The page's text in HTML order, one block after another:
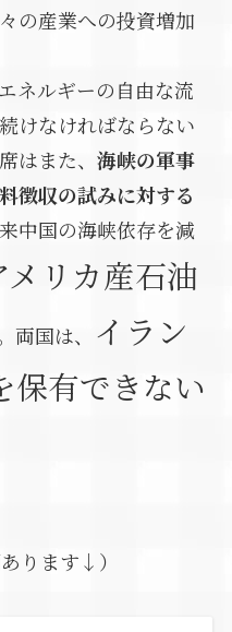
の産業への投資増加
ネルギーの自由な流
けなければならない
はまた、 海峡の軍事
徴収の試みに対する
中国の海峡依存を減
メリカ産石油
両国は、
イラン
保有できない
ります↓）